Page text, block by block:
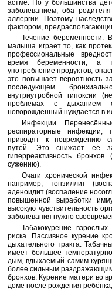
астме. Но у большинства
заболеванием, оба
аллергии. Поэтому
фактором,
Течение беременности.
малыша играет то, как
профессиональные
время беременности, а
употребление продуктов,
это повышает вероятность
последующем
внутриутробной гипоксии
проблемах с дыханием
новорождённый нуждается в
Инфекции.
респираторные инфекции,
приводят к повреждению
путей. Это снижает её
гиперреактивность
сужению).
Очаги хронической
например, тонзиллит
аденоидит (воспаление
повышенной выработки
высокую чувствительность
заболевания нужно
Табакокурение
риска. Пассивное курение
дыхательного тракта.
имеет большее
дым, вдыхаемый самим
более сильным
бронхов. Курение матери во
доме после рождения